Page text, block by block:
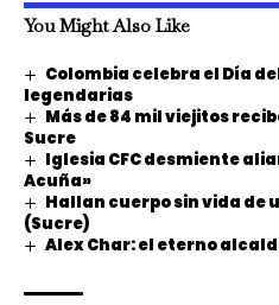
You Might Also Like
Colombia celebra el Día
legendarias
Más de 84 mil viejitos
Sucre
Iglesia CFC desmiente
Acuña»
Hallan cuerpo sin vida de
(Sucre)
Alex Char: el eterno